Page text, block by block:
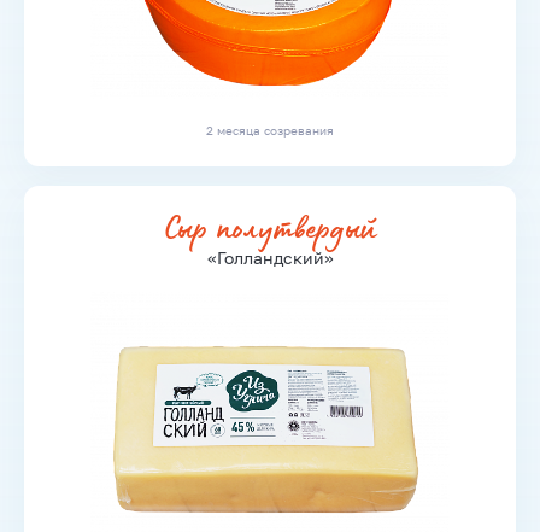
2 месяца созревания
Сыр полутвердый
«Голландский»